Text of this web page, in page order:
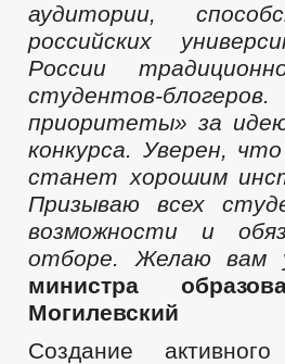
аудитории,
российских
России
студентов-
приоритеты» за
конкурса. Уверен,
станет хорошим
Призываю всех
возможности и
отборе. Желаю вам
министра
Могилевский
Создание